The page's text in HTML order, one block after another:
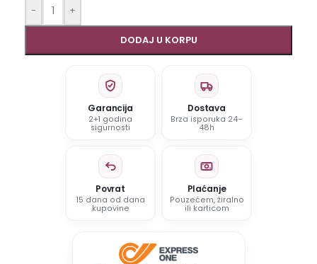
- +
DODAJ U KORPU
Garancija
2+1 godina
sigurnosti
Dostava
Brza isporuka 24–
48h
Povrat
15 dana od dana
kupovine
Plaćanje
Pouzećem, žiralno
ili karticom